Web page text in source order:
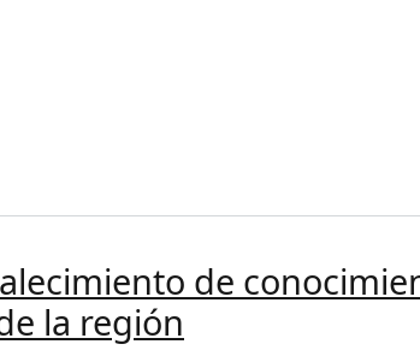
de
la región